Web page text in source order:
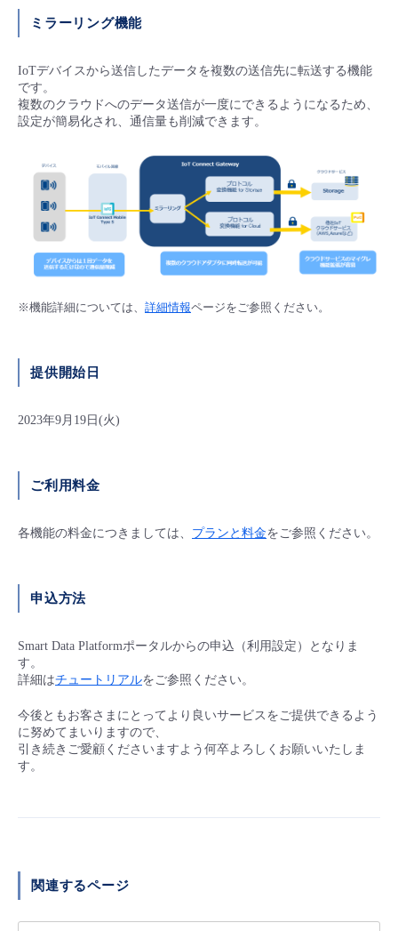
ミラーリング機能
IoTデバイスから送信したデータを複数の送信先に転送する機能
です。
複数のクラウドへのデータ送信が一度にできるようになるため、
設定が簡易化され、通信量も削減できます。
※機能詳細については、 詳細情報ページをご参照ください。
提供開始日
2023年9月19日(火)
ご利用料金
各機能の料金につきましては、 プランと料金をご参照ください。
申込方法
Smart Data Platformポータルからの申込（利用設定）となりま
す。
詳細はチュートリアルをご参照ください。
今後ともお客さまにとってより良いサービスをご提供できるよう
に努めてまいりますので、
引き続きご愛顧くださいますよう何卒よろしくお願いいたしま
す。
関連するページ